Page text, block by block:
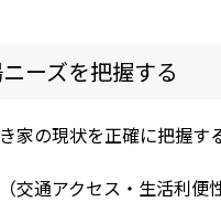
ーズを把握する
の現状を正確に把握す
通アクセス・生活利便